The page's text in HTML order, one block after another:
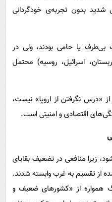
شدید بدون تجربه‌ی خودگردانی
یا حامی بودند، ولی در
اسرائیل، روسیه) محتمل
«درس نگرفتن از اروپا» نیست،
اقتصادی و امنیتی است.
زیرا منافعی در تضعیف بقایای
از تقسیم به غرب وابسته شدند.
همواره از «کشورهای ضعیف و